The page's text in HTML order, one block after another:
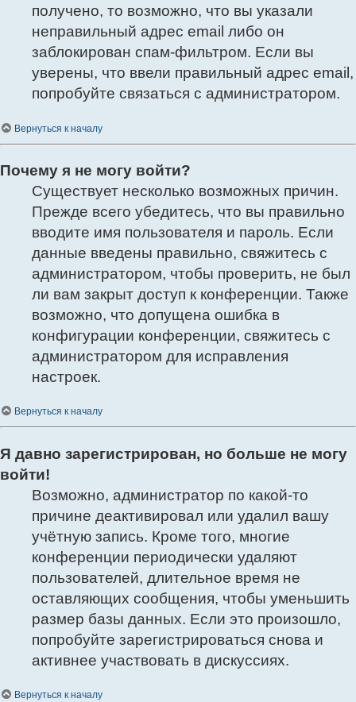
получено, то возможно, что вы указали
неправильный адрес email либо он
заблокирован спам-фильтром. Если вы
уверены, что ввели правильный адрес email,
попробуйте связаться с администратором.
Вернуться к началу
Почему я не могу войти?
Существует несколько возможных причин.
Прежде всего убедитесь, что вы правильно
вводите имя пользователя и пароль. Если
данные введены правильно, свяжитесь с
администратором, чтобы проверить, не был
ли вам закрыт доступ к конференции. Также
возможно, что допущена ошибка в
конфигурации конференции, свяжитесь с
администратором для исправления
настроек.
Вернуться к началу
Я давно зарегистрирован, но больше не могу
войти!
Возможно, администратор по какой-то
причине деактивировал или удалил вашу
учётную запись. Кроме того, многие
конференции периодически удаляют
пользователей, длительное время не
оставляющих сообщения, чтобы уменьшить
размер базы данных. Если это произошло,
попробуйте зарегистрироваться снова и
активнее участвовать в дискуссиях.
Вернуться к началу